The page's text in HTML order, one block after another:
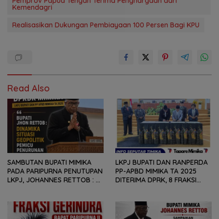
Kemendagri
Realisasikan Dukungan Pembiayaan 100 Persen Bagi KPU
Read Also
SAMBUTAN BUPATI MIMIKA
PADA PARIPURNA PENUTUPAN
LKPJ, JOHANNES RETTOB :
PENURUNAN FISKAL DAERAH
LKPJ BUPATI DAN RANPERDA
PP-APBD MIMIKA TA 2025
DITERIMA DPRK, 8 FRAKSI
KEPADA PEMERINTAH DAERAH